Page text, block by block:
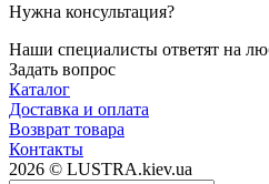
Нужна консультация?
Наши специалисты ответят на
Задать вопрос
Каталог
Доставка и оплата
Возврат товара
Контакты
2026 © LUSTRA.kiev.ua